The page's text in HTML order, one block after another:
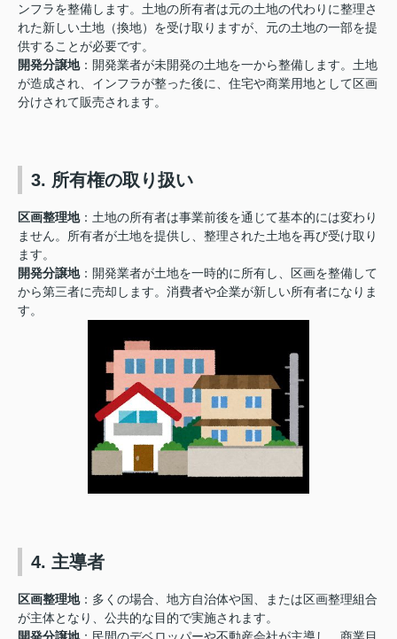
ンフラを整備します。土地の所有者は元の土地の代わりに整理さ
れた新しい土地（換地）を受け取りますが、元の土地の一部を提
供することが必要です。
開発分譲地：開発業者が未開発の土地を一から整備します。土地
が造成され、インフラが整った後に、住宅や商業用地として区画
分けされて販売されます。
3. 所有権の取り扱い
区画整理地：土地の所有者は事業前後を通じて基本的には変わり
ません。所有者が土地を提供し、整理された土地を再び受け取り
ます。
開発分譲地：開発業者が土地を一時的に所有し、区画を整備して
から第三者に売却します。消費者や企業が新しい所有者になりま
す。
4. 主導者
区画整理地：多くの場合、地方自治体や国、または区画整理組合
が主体となり、公共的な目的で実施されます。